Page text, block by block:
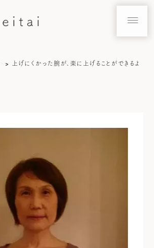
上げにくかった腕が、楽に上げることができるよ